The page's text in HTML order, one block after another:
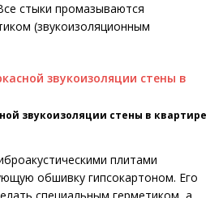
стыки промазываются
(звукоизоляционным
звукоизоляции стены в квартире
плитами
обшивку гипсокартоном. Его